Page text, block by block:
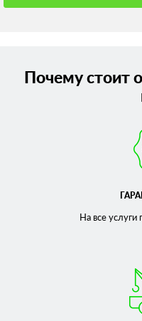
Почему стоит
На все услуги